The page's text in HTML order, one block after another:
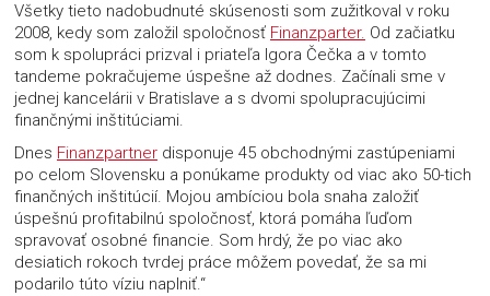
Všetky tieto nadobudnuté skúsenosti som zužitkoval v roku
2008, kedy som založil spoločnosť Finanzparter. Od začiatku
som k spolupráci prizval i priateľa Igora Čečka a v tomto
tandeme pokračujeme úspešne až dodnes. Začínali sme v
jednej kancelárii v Bratislave a s dvomi spolupracujúcimi
finančnými inštitúciami.
Dnes Finanzpartner disponuje 45 obchodnými zastúpeniami
po celom Slovensku a ponúkame produkty od viac ako 50-tich
finančných inštitúcií. Mojou ambíciou bola snaha založiť
úspešnú profitabilnú spoločnosť, ktorá pomáha ľuďom
spravovať osobné financie. Som hrdý, že po viac ako
desiatich rokoch tvrdej práce môžem povedať, že sa mi
podarilo túto víziu naplniť.“